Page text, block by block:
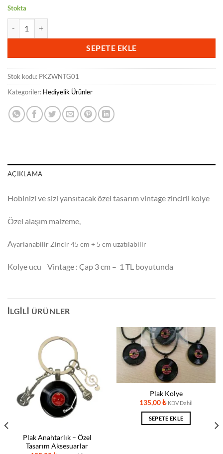
Stokta
SEPETE EKLE
Stok kodu: PKZWNTG01
Kategoriler: Hediyelik Ürünler
AÇIKLAMA
Hobinizi ve sizi yansıtacak özel tasarım vintage zincirli kolye
Özel alaşım malzeme,
Ayarlanabilir Zincir 45 cm + 5 cm uzatılabilir
Kolye ucu Vintage : Çap 3 cm – 1 TL boyutunda
İLGILI ÜRÜNLER
Plak Anahtarlık – Özel
Tasarım Aksesuarlar
Plak Kolye
135,00₺ KDV Dahil
SEPETE EKLE